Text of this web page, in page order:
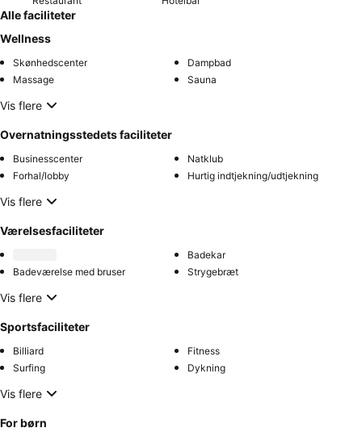
Alle faciliteter
Wellness
Skønhedscenter
Dampbad
Massage
Sauna
Vis flere
Overnatningsstedets faciliteter
Businesscenter
Natklub
Forhal/lobby
Hurtig indtjekning/udtjekning
Vis flere
Værelsesfaciliteter
Badekar
Badeværelse med bruser
Strygebræt
Vis flere
Sportsfaciliteter
Billiard
Fitness
Surfing
Dykning
Vis flere
For børn